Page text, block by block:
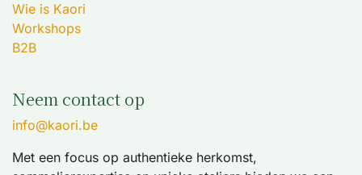
Wie is Kaori
Workshops
B2B
Neem contact op
info@kaori.be
Met een focus op authentieke herkomst,